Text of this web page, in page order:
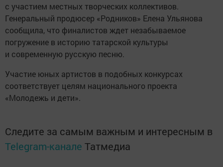
с участием местных творческих коллективов.
Генеральный продюсер «Родников» Елена Ульянова
сообщила, что финалистов ждет незабываемое
погружение в историю татарской культуры
и современную русскую песню.
Участие юных артистов в подобных конкурсах
соответствует целям национального проекта
«Молодежь и дети».
Следите за самым важным и интересным в
Telegram-канале Татмедиа